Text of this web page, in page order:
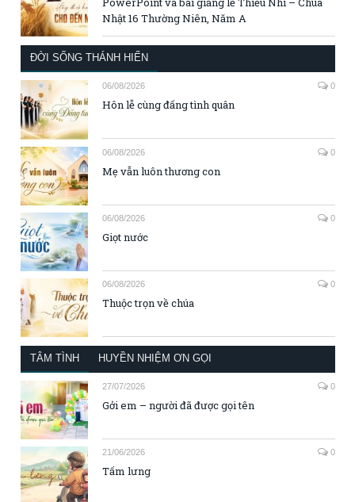
Nhật 16 Thường Niên, Năm A
ĐỜI SỐNG THÁNH HIẾN
06/08/2026 0
Hôn lễ cùng đấng tình quân
06/08/2026 0
Mẹ vẫn luôn thương con
06/08/2026 0
Giọt nước
06/08/2026 0
Thuộc trọn về chúa
TÂM TÌNH HUYỀN NHIỆM ƠN GỌI
27/07/2026 0
Gởi em – người đã được gọi tên
21/06/2026 0
Tấm lưng